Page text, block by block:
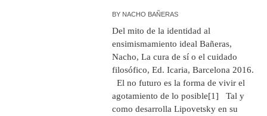
BY NACHO BAÑERAS
Del mito de la identidad al
ensimismamiento ideal Bañeras,
Nacho, La cura de sí o el cuidado
filosófico, Ed. Icaria, Barcelona 2016.
El no futuro es la forma de vivir el
agotamiento de lo posible[1] Tal y
como desarrolla Lipovetsky en su